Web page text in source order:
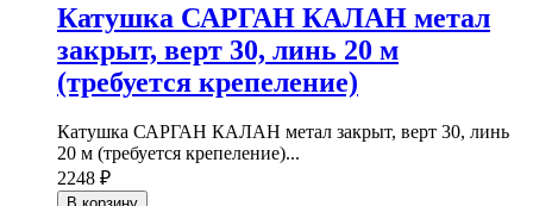
Катушка САРГАН КАЛАН метал
закрыт, верт 30, линь 20 м
(требуется крепеление)
Катушка САРГАН КАЛАН метал закрыт, верт 30, линь
20 м (требуется крепеление)...
2248 ₽